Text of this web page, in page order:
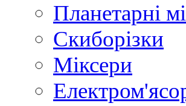
Планетарні
Скиборізки
Міксери